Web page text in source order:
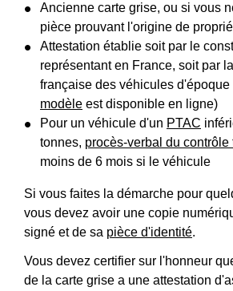
Ancienne carte grise, ou si vous
pièce prouvant l'origine de
Attestation établie soit par le
représentant en France, soit par
française des véhicules d'époque
modèle est disponible en ligne)
Pour un véhicule d'un PTAC
tonnes, procès-verbal du contrôle
moins de 6 mois si le véhicule
Si vous faites la démarche pour
vous devez avoir une copie
signé et de sa pièce d'identité.
Vous devez certifier sur l'honneur
de la carte grise a une attestation